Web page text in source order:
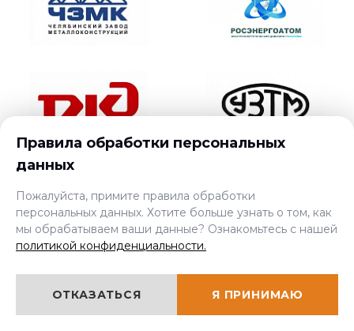
Правила обработки персональных
данных
Пожалуйста, примите правила обработки
персональных данных. Хотите больше узнать о том, как
мы обрабатываем ваши данные? Ознакомьтесь с нашей
политикой конфиденциальности.
ОТКАЗАТЬСЯ Я ПРИНИМАЮ